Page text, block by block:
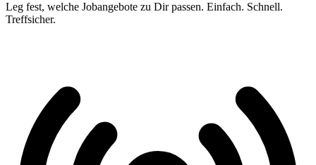
Leg fest, welche Jobangebote zu Dir passen. Einfach. Schnell.
Treffsicher.